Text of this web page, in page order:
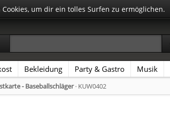
Bekleidung Party & Gastro Musik
- Baseballschläger· KUW0402
um dir ein tolles Surfen zu ermöglichen.